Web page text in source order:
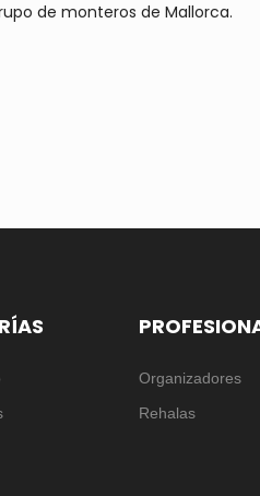
de monteros de Mallorca.
Organizadores
Rehalas